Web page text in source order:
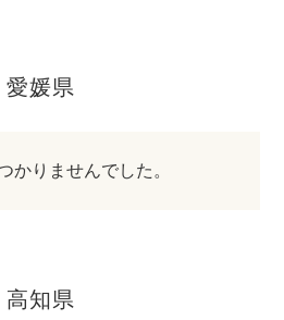
愛媛県
かりませんでした。
高知県